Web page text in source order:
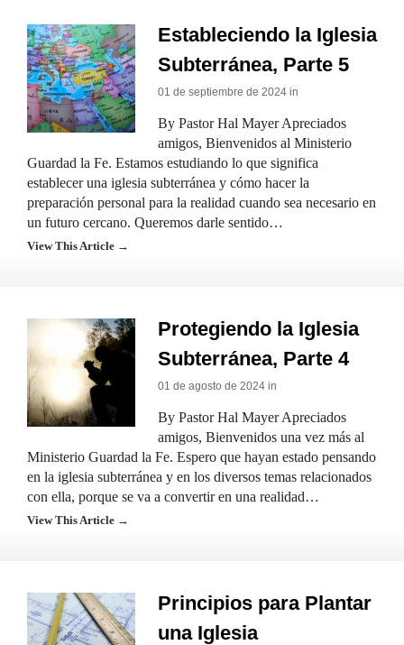
Estableciendo la Iglesia
Subterránea, Parte 5
01 de septiembre de 2024 in
By Pastor Hal Mayer Apreciados
amigos, Bienvenidos al Ministerio
Guardad la Fe. Estamos estudiando lo que significa
establecer una iglesia subterránea y cómo hacer la
preparación personal para la realidad cuando sea necesario en
un futuro cercano. Queremos darle sentido…
View This Article →
Protegiendo la Iglesia
Subterránea, Parte 4
01 de agosto de 2024 in
By Pastor Hal Mayer Apreciados
amigos, Bienvenidos una vez más al
Ministerio Guardad la Fe. Espero que hayan estado pensando
en la iglesia subterránea y en los diversos temas relacionados
con ella, porque se va a convertir en una realidad…
View This Article →
Principios para Plantar
una Iglesia